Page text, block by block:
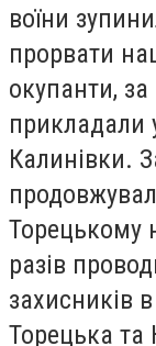
воїни
прорвати
окупанти, за
прикладали
Калинівки.
Торецькому
разів
захисників
Торецька